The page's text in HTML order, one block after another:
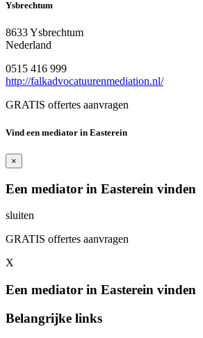
Ysbrechtum
8633 Ysbrechtum
Nederland
0515 416 999
http://falkadvocatuurenmediation.nl/
GRATIS offertes aanvragen
Vind een mediator in Easterein
×
Een mediator in Easterein vinden
sluiten
GRATIS offertes aanvragen
X
Een mediator in Easterein vinden
Belangrijke links